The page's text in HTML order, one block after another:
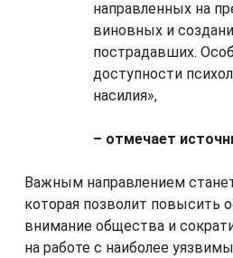
направленных на
виновных и
пострадавших.
доступности
насилия»,
– отмечает
Важным направлением
которая позволит повысить
внимание общества и
на работе с наиболее